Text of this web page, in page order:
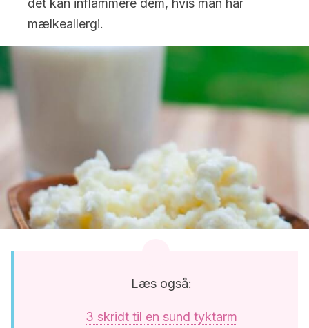
det kan inflammere dem, hvis man har
mælkeallergi.
Læs også:
3 skridt til en sund tyktarm